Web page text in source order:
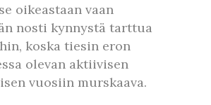
oikeastaan vaan
nosti kynnystä tarttua
koska tiesin eron
olevan aktiivisen
vuosiin murskaava.